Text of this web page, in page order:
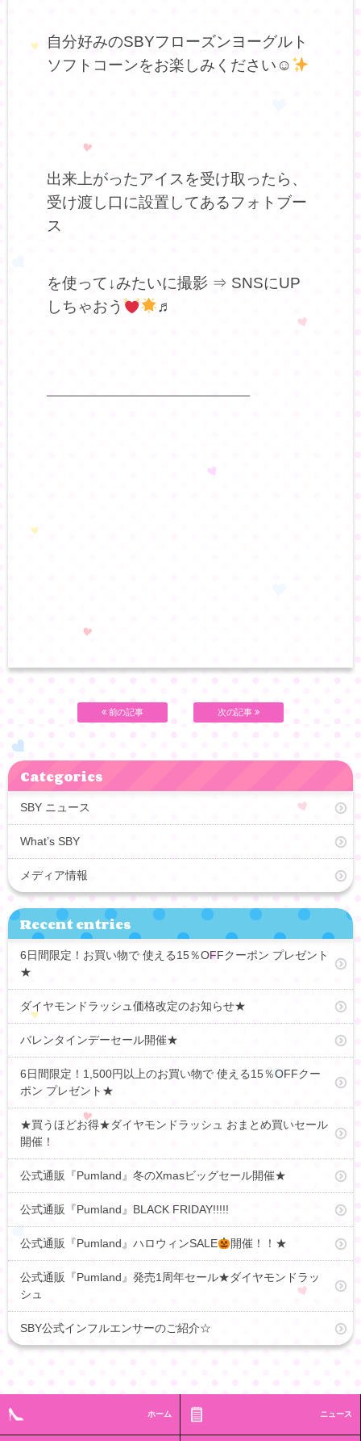
自分好みのSBYフローズンヨーグルト
ソフトコーンをお楽しみください☺
出来上がったアイスを受け取ったら、
受け渡し口に設置してあるフォトブー
ス
を使って↓みたいに撮影 ⇒ SNSにUP
しちゃおう
♬
——————————————————
前の記事 次の記事
Categories
SBY ニュース
What’s SBY
メディア情報
Recent entries
6日間限定！お買い物で 使える15％OFFクーポン プレゼント
★
ダイヤモンドラッシュ価格改定のお知らせ★
バレンタインデーセール開催★
6日間限定！1,500円以上のお買い物で 使える15％OFFクー
ポン プレゼント★
★買うほどお得★ダイヤモンドラッシュ おまとめ買いセール
開催！
公式通販『Pumland』冬のXmasビッグセール開催★
公式通販『Pumland』BLACK FRIDAY!!!!!
公式通販『Pumland』ハロウィンSALE 開催！！★
公式通販『Pumland』発売1周年セール★ダイヤモンドラッ
シュ
SBY公式インフルエンサーのご紹介☆
ホーム ニュース